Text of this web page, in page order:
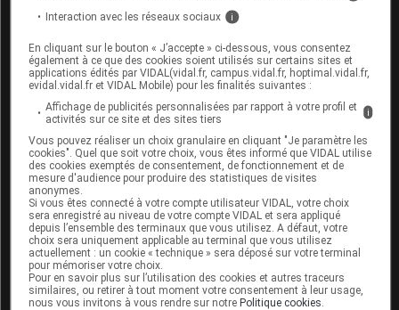
Espace produit
Boutique
VIDAL Expert
VIDAL Hoptimal
eVIDAL
VIDAL Mobile
VIDAL widget
VIDAL Sécurisation
VIDAL e-Services
Espace institutionnel
Qui sommes-nous ?
VIDAL France
Carrières
Charte éthique et
Interaction avec les réseaux sociaux i
En cliquant sur le bouton « J’accepte » ci-dessous, vous consentez
également à ce que des cookies soient utilisés sur certains sites et
applications édités par VIDAL(vidal.fr, campus.vidal.fr, hoptimal.vidal.fr,
evidal.vidal.fr et VIDAL Mobile) pour les finalités suivantes :
Affichage de publicités personnalisées par rapport à votre profil et
activités sur ce site et des sites tiers
i
Vous pouvez réaliser un choix granulaire en cliquant "Je paramètre les
cookies". Quel que soit votre choix, vous êtes informé que VIDAL utilise
des cookies exemptés de consentement, de fonctionnement et de
mesure d'audience pour produire des statistiques de visites
anonymes.
Si vous êtes connecté à votre compte utilisateur VIDAL, votre choix
sera enregistré au niveau de votre compte VIDAL et sera appliqué
depuis l’ensemble des terminaux que vous utilisez. A défaut, votre
choix sera uniquement applicable au terminal que vous utilisez
actuellement : un cookie « technique » sera déposé sur votre terminal
pour mémoriser votre choix.
Pour en savoir plus sur l’utilisation des cookies et autres traceurs
similaires, ou retirer à tout moment votre consentement à leur usage,
nous vous invitons à vous rendre sur notrePolitique cookies